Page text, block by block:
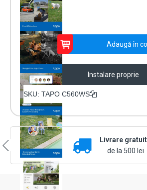
În stoc
Cantitate
Cameră
supraveghere
exterior
wireless
IP
WiFi
6
PT
Starlight
TP-
Link
Tapo
C560WS,
8MP,
Pan/Tilt
Adaugă în
Instalare proprie
SKU: TAPO C560WS
Livrare
de la 500 lei